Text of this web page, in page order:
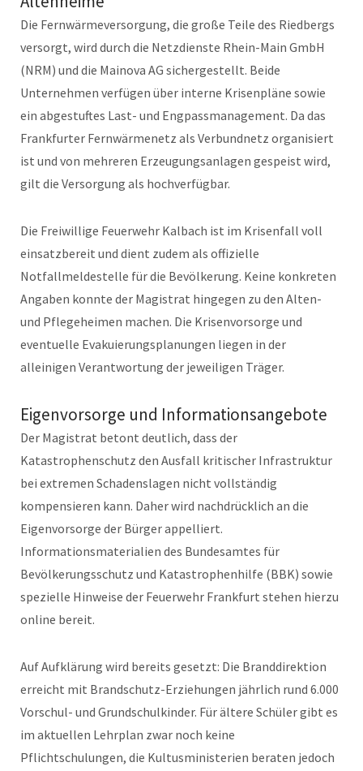
Die Fernwärmeversorgung, die große Teile des Riedbergs
versorgt, wird durch die Netzdienste Rhein-Main GmbH
(NRM) und die Mainova AG sichergestellt. Beide
Unternehmen verfügen über interne Krisenpläne sowie
ein abgestuftes Last- und Engpassmanagement. Da das
Frankfurter Fernwärmenetz als Verbundnetz organisiert
ist und von mehreren Erzeugungsanlagen gespeist wird,
gilt die Versorgung als hochverfügbar.
Die Freiwillige Feuerwehr Kalbach ist im Krisenfall voll
einsatzbereit und dient zudem als offizielle
Notfallmeldestelle für die Bevölkerung. Keine konkreten
Angaben konnte der Magistrat hingegen zu den Alten-
und Pflegeheimen machen. Die Krisenvorsorge und
eventuelle Evakuierungsplanungen liegen in der
alleinigen Verantwortung der jeweiligen Träger.
Eigenvorsorge und Informationsangebote
Der Magistrat betont deutlich, dass der
Katastrophenschutz den Ausfall kritischer Infrastruktur
bei extremen Schadenslagen nicht vollständig
kompensieren kann. Daher wird nachdrücklich an die
Eigenvorsorge der Bürger appelliert.
Informationsmaterialien des Bundesamtes für
Bevölkerungsschutz und Katastrophenhilfe (BBK) sowie
spezielle Hinweise der Feuerwehr Frankfurt stehen hierzu
online bereit.
Auf Aufklärung wird bereits gesetzt: Die Branddirektion
erreicht mit Brandschutz-Erziehungen jährlich rund 6.000
Vorschul- und Grundschulkinder. Für ältere Schüler gibt es
im aktuellen Lehrplan zwar noch keine
Pflichtschulungen, die Kultusministerien beraten jedoch